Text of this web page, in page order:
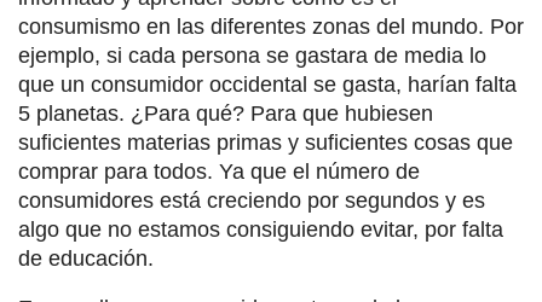
consumismo en las diferentes zonas del mundo. Por
ejemplo, si cada persona se gastara de media lo
que un consumidor occidental se gasta, harían falta
5 planetas. ¿Para qué? Para que hubiesen
suficientes materias primas y suficientes cosas que
comprar para todos. Ya que el número de
consumidores está creciendo por segundos y es
algo que no estamos consiguiendo evitar, por falta
de educación.